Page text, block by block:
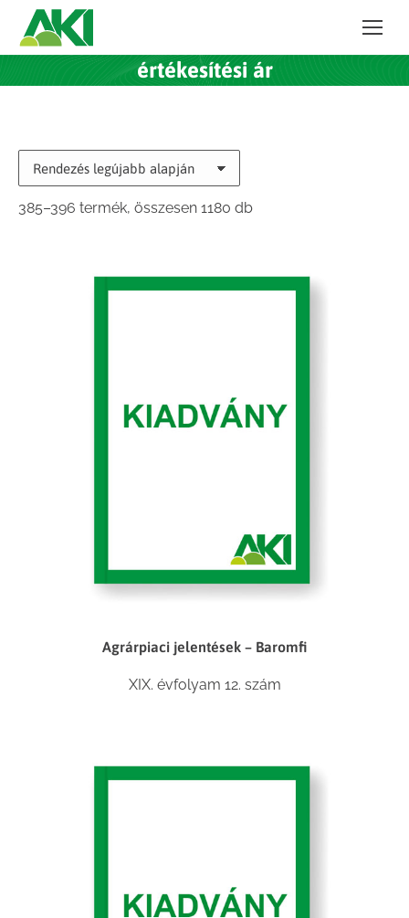
értékesítési ár
385–396 termék, összesen 1180 dbSorted
Agrárpiaci jelentések – Baromfi
XIX. évfolyam 12. szám